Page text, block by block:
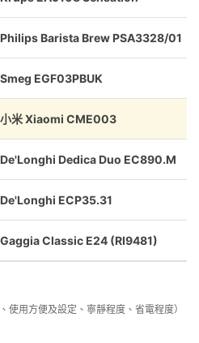
Philips Barista Brew PSA3328/01
Smeg EGF03PBUK
小米 Xiaomi CME003
De'Longhi Dedica Duo EC890.M
De'Longhi ECP35.31
Gaggia Classic E24 (RI9481)
使用方便及設定、寧靜程度、省電程度）